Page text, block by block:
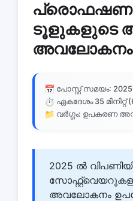
ടൂളുകളുടെ
അവലോകനം
📅 പോസ്റ്റ് സമയം:
⏱️ ഏകദേശം 35
📁 വർഗ്ഗം: ഉപകരണ
2025 ൽ
അവലോകനം